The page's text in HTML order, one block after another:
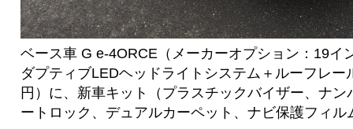
ベース車 G e-4ORCE（メーカーオプション：19イ
ダプティブLEDヘッドライトシステム＋ルーフレ
円）に、新車キット（プラスチックバイザー、ナ
ートロック、デュアルカーペット、ナビ保護フィ